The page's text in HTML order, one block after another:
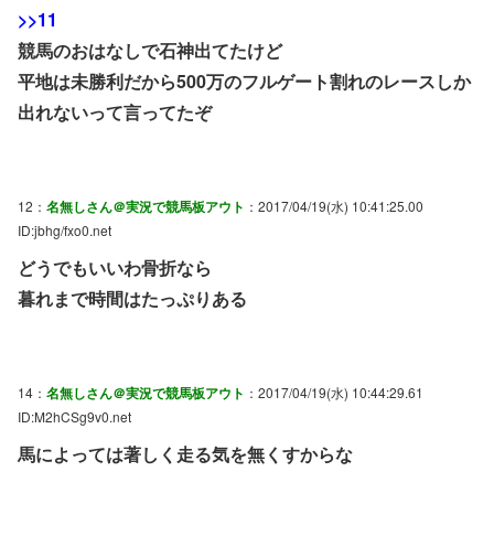
>>11
競馬のおはなしで石神出てたけど
平地は未勝利だから500万のフルゲート割れのレースしか
出れないって言ってたぞ
12： 名無しさん＠実況で競馬板アウト ：2017/04/19(水) 10:41:25.00
ID:jbhg/fxo0.net
どうでもいいわ骨折なら
暮れまで時間はたっぷりある
14： 名無しさん＠実況で競馬板アウト ：2017/04/19(水) 10:44:29.61
ID:M2hCSg9v0.net
馬によっては著しく走る気を無くすからな